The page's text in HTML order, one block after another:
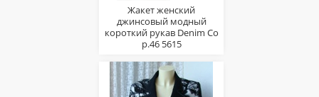
Жакет женский
джинсовый модный
короткий рукав Denim Co
р.46 5615